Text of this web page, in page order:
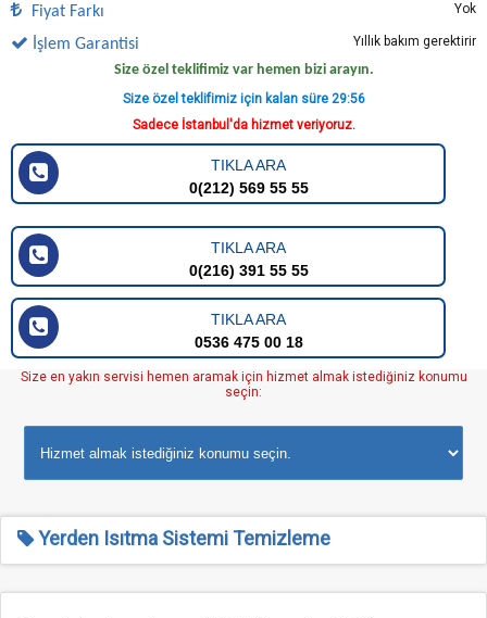
Fiyat Farkı Yok
İşlem Garantisi Yıllık bakım gerektirir
Size özel teklifimiz var hemen bizi arayın.
Size özel teklifimiz için kalan süre 29:56
Sadece İstanbul'da hizmet veriyoruz.
TIKLA ARA
0(212) 569 55 55
TIKLA ARA
0(216) 391 55 55
TIKLA ARA
0536 475 00 18
Size en yakın servisi hemen aramak için hizmet almak istediğiniz konumu
seçin:
Yerden Isıtma Sistemi Temizleme